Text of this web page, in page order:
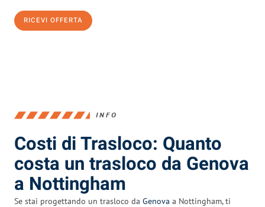
RICEVI OFFERTA
INFO
Costi di Trasloco: Quanto
costa un trasloco da Genova
a Nottingham
Se stai progettando un trasloco da Genova a Nottingham, ti